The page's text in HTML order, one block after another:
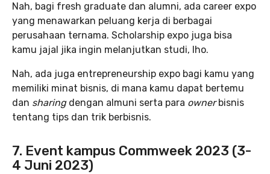
Nah, bagi fresh graduate dan alumni, ada career expo
yang menawarkan peluang kerja di berbagai
perusahaan ternama. Scholarship expo juga bisa
kamu jajal jika ingin melanjutkan studi, lho.
Nah, ada juga entrepreneurship expo bagi kamu yang
memiliki minat bisnis, di mana kamu dapat bertemu
dan sharingdengan almuni serta para ownerbisnis
tentang tips dan trik berbisnis.
7. Event kampus Commweek 2023 (3-
4 Juni 2023)